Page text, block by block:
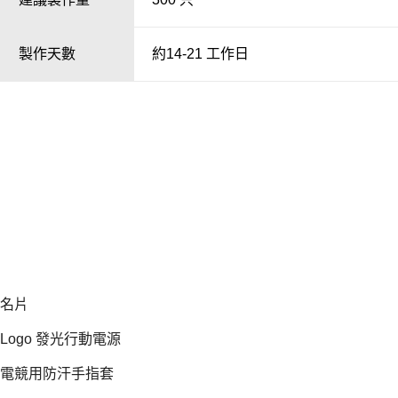
製作天數 約14-21 工作日
名片
Logo 發光行動電源
電競用防汗手指套